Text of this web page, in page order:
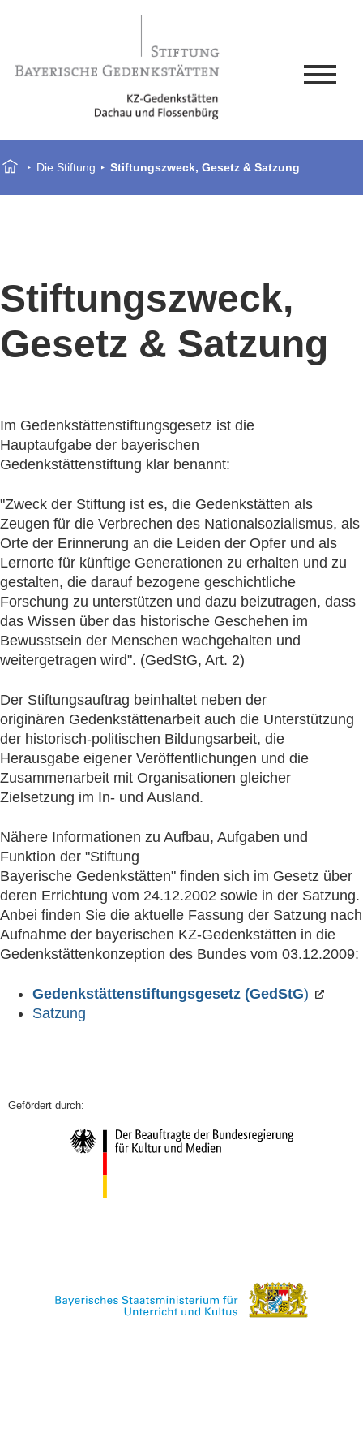
Die Stiftung Stiftungszweck, Gesetz & Satzung
Stiftungszweck,
Gesetz & Satzung
Im Gedenkstättenstiftungsgesetz ist die
Hauptaufgabe der bayerischen
Gedenkstättenstiftung klar benannt:
"Zweck der Stiftung ist es, die Gedenkstätten als
Zeugen für die Verbrechen des Nationalsozialismus, als
Orte der Erinnerung an die Leiden der Opfer und als
Lernorte für künftige Generationen zu erhalten und zu
gestalten, die darauf bezogene geschichtliche
Forschung zu unterstützen und dazu beizutragen, dass
das Wissen über das historische Geschehen im
Bewusstsein der Menschen wachgehalten und
weitergetragen wird". (GedStG, Art. 2)
Der Stiftungsauftrag beinhaltet neben der
originären Gedenkstättenarbeit auch die Unterstützung
der historisch-politischen Bildungsarbeit, die
Herausgabe eigener Veröffentlichungen und die
Zusammenarbeit mit Organisationen gleicher
Zielsetzung im In- und Ausland.
Nähere Informationen zu Aufbau, Aufgaben und
Funktion der "Stiftung
Bayerische Gedenkstätten" finden sich im Gesetz über
deren Errichtung vom 24.12.2002 sowie in der Satzung.
Anbei finden Sie die aktuelle Fassung der Satzung nach
Aufnahme der bayerischen KZ-Gedenkstätten in die
Gedenkstättenkonzeption des Bundes vom 03.12.2009:
Gedenkstättenstiftungsgesetz (GedStG)
Satzung